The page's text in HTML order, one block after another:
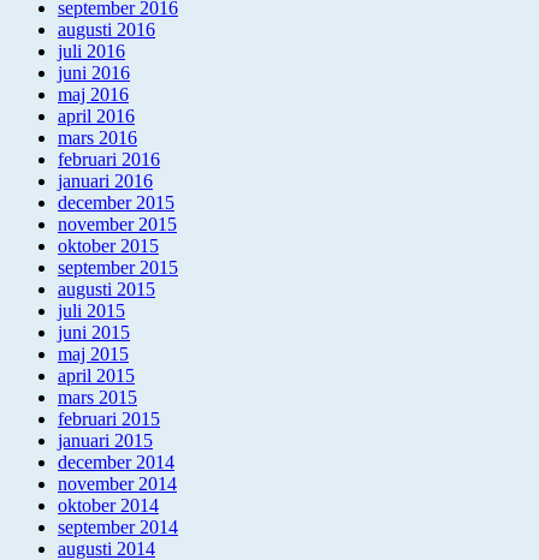
september 2016
augusti 2016
juli 2016
juni 2016
maj 2016
april 2016
mars 2016
februari 2016
januari 2016
december 2015
november 2015
oktober 2015
september 2015
augusti 2015
juli 2015
juni 2015
maj 2015
april 2015
mars 2015
februari 2015
januari 2015
december 2014
november 2014
oktober 2014
september 2014
augusti 2014